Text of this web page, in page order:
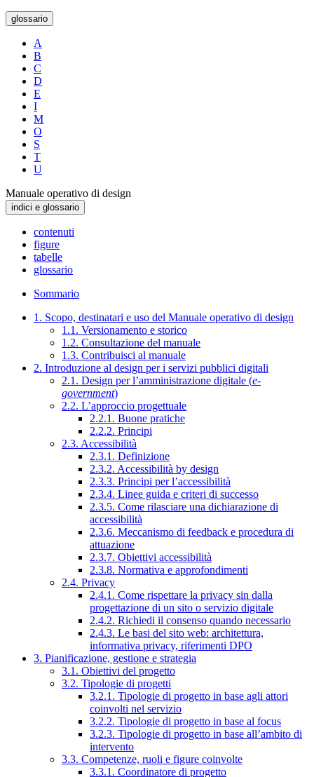
glossario
A
B
C
D
E
I
M
O
S
T
U
Manuale operativo di design
indici e glossario
contenuti
figure
tabelle
glossario
Sommario
1. Scopo, destinatari e uso del Manuale operativo di design
1.1. Versionamento e storico
1.2. Consultazione del manuale
1.3. Contribuisci al manuale
2. Introduzione al design per i servizi pubblici digitali
2.1. Design per l’amministrazione digitale (e-
government)
2.2. L’approccio progettuale
2.2.1. Buone pratiche
2.2.2. Principi
2.3. Accessibilità
2.3.1. Definizione
2.3.2. Accessibilità by design
2.3.3. Principi per l’accessibilità
2.3.4. Linee guida e criteri di successo
2.3.5. Come rilasciare una dichiarazione di
accessibilità
2.3.6. Meccanismo di feedback e procedura di
attuazione
2.3.7. Obiettivi accessibilità
2.3.8. Normativa e approfondimenti
2.4. Privacy
2.4.1. Come rispettare la privacy sin dalla
progettazione di un sito o servizio digitale
2.4.2. Richiedi il consenso quando necessario
2.4.3. Le basi del sito web: architettura,
informativa privacy, riferimenti DPO
3. Pianificazione, gestione e strategia
3.1. Obiettivi del progetto
3.2. Tipologie di progetti
3.2.1. Tipologie di progetto in base agli attori
coinvolti nel servizio
3.2.2. Tipologie di progetto in base al focus
3.2.3. Tipologie di progetto in base all’ambito di
intervento
3.3. Competenze, ruoli e figure coinvolte
3.3.1. Coordinatore di progetto